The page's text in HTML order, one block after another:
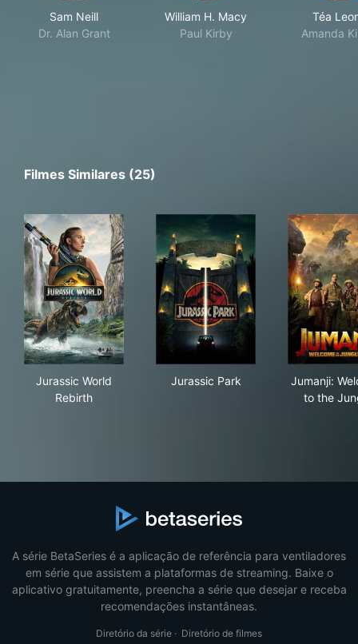
Sam Neill
Dr. Alan Grant
William H. Macy
Paul Kirby
Téa
Amanda
Filmes Similares (25)
Jurassic World
Rebirth
Jurassic Park
Jumanji:
to the
A série BetaSeries é a aplicação de referência para ventiladores
em série que assistem a plataformas de streaming. Baixe o
aplicativo gratuitamente, preencha a série que desejar e receba
recomendações instantâneas.
Diretório da série · Diretório de filmes